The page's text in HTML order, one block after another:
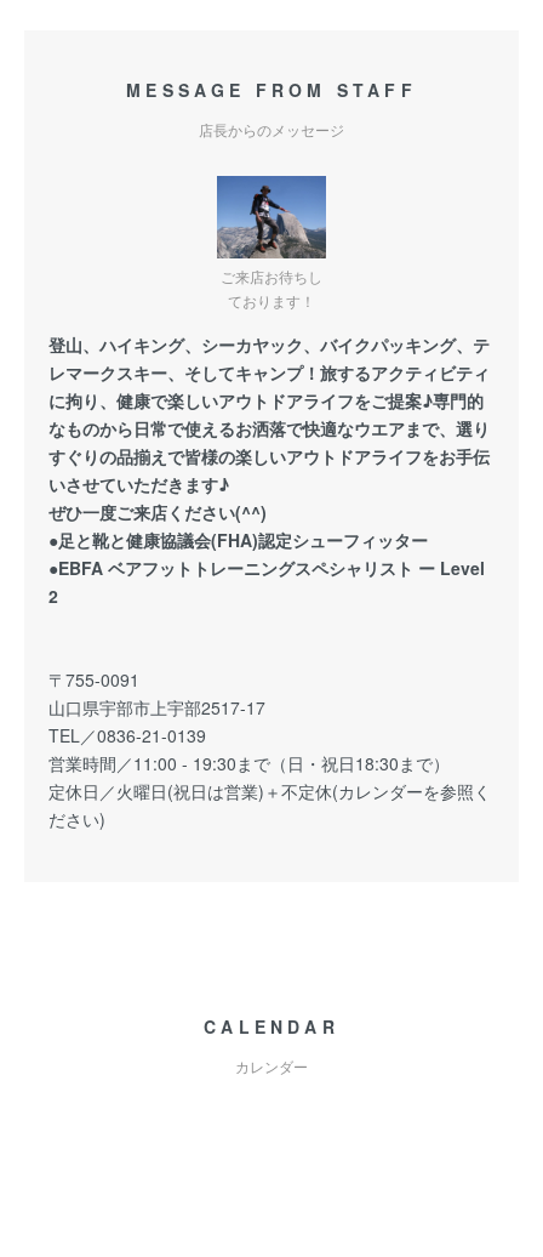
MESSAGE FROM STAFF
店長からのメッセージ
ご来店お待ちし
ております！
登山、ハイキング、シーカヤック、バイクパッキング、テ
レマークスキー、そしてキャンプ！旅するアクティビティ
に拘り、健康で楽しいアウトドアライフをご提案♪専門的
なものから日常で使えるお洒落で快適なウエアまで、選り
すぐりの品揃えで皆様の楽しいアウトドアライフをお手伝
いさせていただきます♪
ぜひ一度ご来店ください(^^)
●足と靴と健康協議会(FHA)認定シューフィッター
●EBFA ベアフットトレーニングスペシャリスト ー Level
2
〒755-0091
山口県宇部市上宇部2517-17
TEL／0836-21-0139
営業時間／11:00 - 19:30まで（日・祝日18:30まで）
定休日／火曜日(祝日は営業)＋不定休(カレンダーを参照く
ださい)
CALENDAR
カレンダー